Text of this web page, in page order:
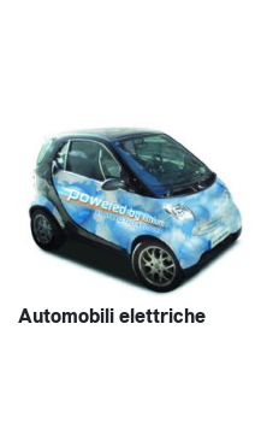
Automobili elettriche